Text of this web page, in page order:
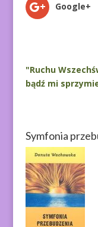
Google+
"Ruchu
bądź mi
Symfonia